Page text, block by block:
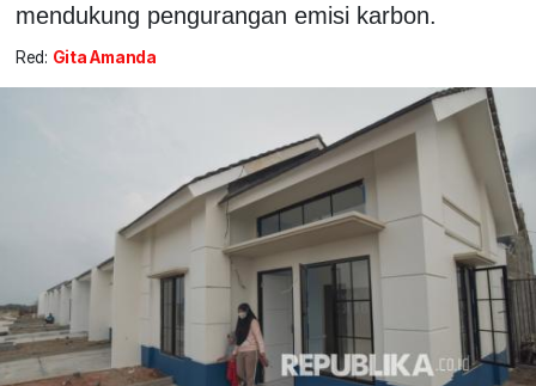
mendukung pengurangan emisi karbon.
Red: Gita Amanda